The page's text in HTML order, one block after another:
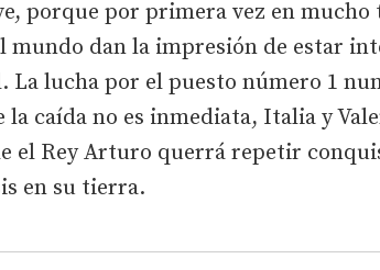
porque por primera vez en mucho
mundo dan la impresión de estar
La lucha por el puesto número 1
la caída no es inmediata, Italia y
el Rey Arturo querrá repetir
en su tierra.